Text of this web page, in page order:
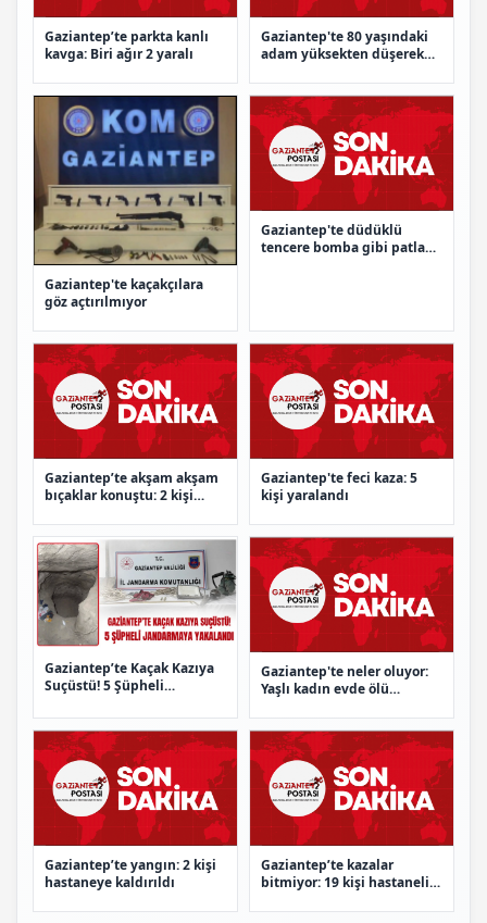
Gaziantep’te parkta kanlı
kavga: Biri ağır 2 yaralı
Gaziantep'te 80 yaşındaki
adam yüksekten düşerek
Gaziantep'te kaçakçılara
göz açtırılmıyor
Gaziantep'te düdüklü
tencere bomba gibi patladı:
Gaziantep’te akşam akşam
bıçaklar konuştu: 2 kişi
Gaziantep'te feci kaza: 5
kişi yaralandı
Gaziantep’te Kaçak Kazıya
Suçüstü! 5 Şüpheli
Gaziantep'te neler oluyor:
Yaşlı kadın evde ölü
Gaziantep’te yangın: 2 kişi
hastaneye kaldırıldı
Gaziantep’te kazalar
bitmiyor: 19 kişi hastanelik